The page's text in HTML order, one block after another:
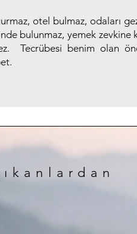
otel bulmaz, odaları
bulunmaz, yemek zevkine
Tecrübesi benim olan